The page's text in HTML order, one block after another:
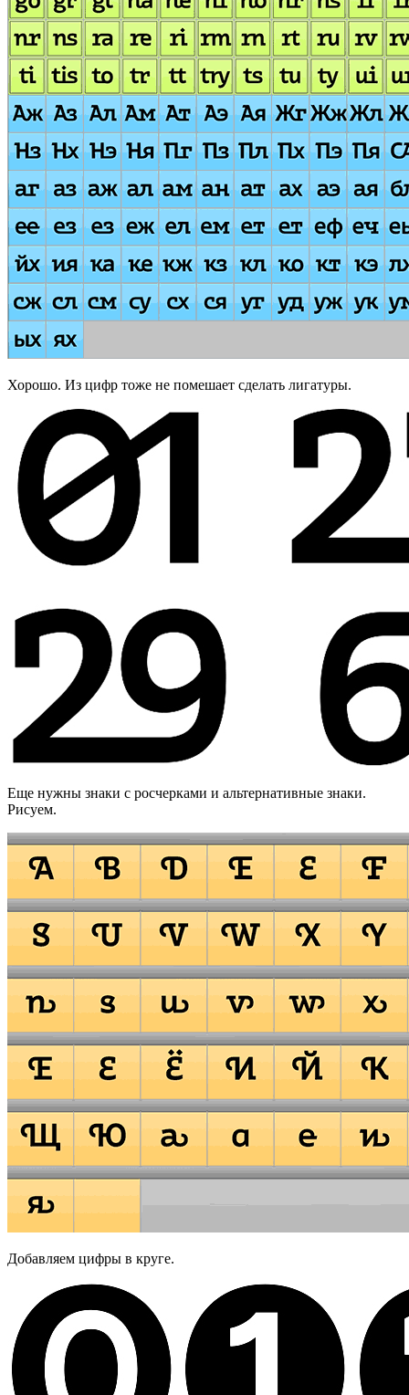
Хорошо. Из цифр тоже не помешает сделать лигатуры.
Еще нужны знаки с росчерками и альтернативные знаки.
Рисуем.
Добавляем цифры в круге.